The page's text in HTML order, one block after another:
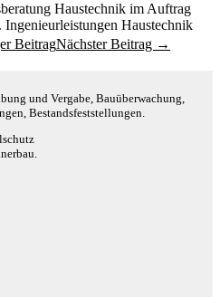
Haustechnik im Auftrag
Ingenieurleistungen Haustechnik
BeitragNächster Beitrag →
und Vergabe, Bauüberwachung,
Bestandsfeststellungen.